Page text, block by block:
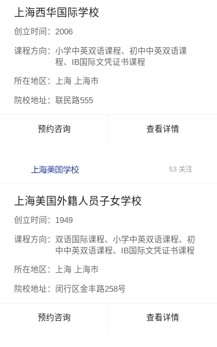
上海西华国际学校
创立时间： 2006
课程方向： 小学中英双语课程、初中中英双语课
程、IB国际文凭证书课程
所在地区： 上海 上海市
院校地址： 联民路555
预约咨询 查看详情
53 关注
上海美国外籍人员子女学校
创立时间： 1949
课程方向： 双语国际课程、小学中英双语课程、初
中中英双语课程、IB国际文凭证书课程
所在地区： 上海 上海市
院校地址： 闵行区金丰路258号
预约咨询 查看详情